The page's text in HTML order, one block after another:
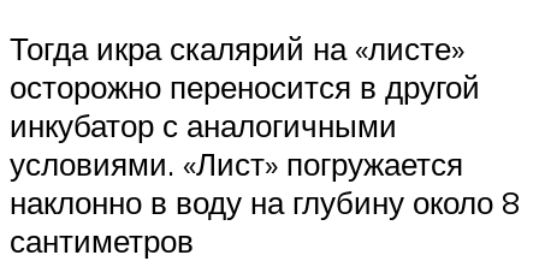
Тогда икра скалярий на «листе»
осторожно переносится в другой
инкубатор с аналогичными
условиями. «Лист» погружается
наклонно в воду на глубину около 8
сантиметров